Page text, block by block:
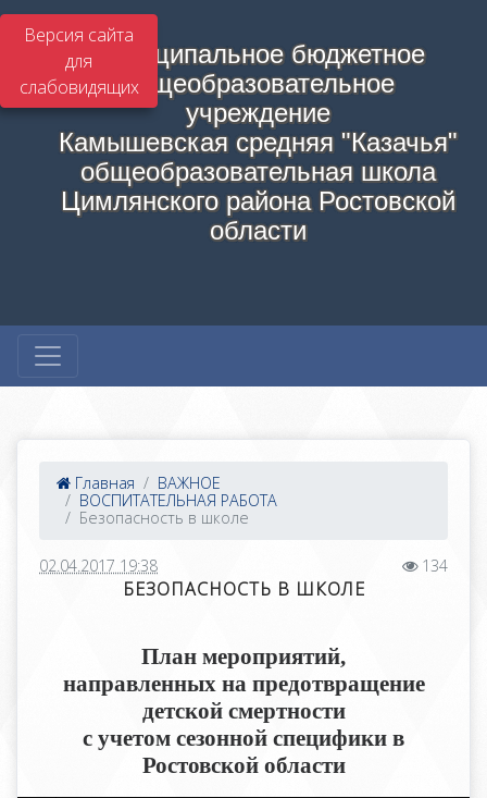
Версия сайта
для
слабовидящих
Муниципальное бюджетное
общеобразовательное
учреждение
Камышевская средняя "Казачья"
общеобразовательная школа
Цимлянского района Ростовской
области
Главная
ВАЖНОЕ
ВОСПИТАТЕЛЬНАЯ РАБОТА
Безопасность в школе
02.04.2017 19:38 134
БЕЗОПАСНОСТЬ В ШКОЛЕ
План мероприятий,
направленных на предотвращение
детской смертности
с учетом сезонной специфики в
Ростовской области